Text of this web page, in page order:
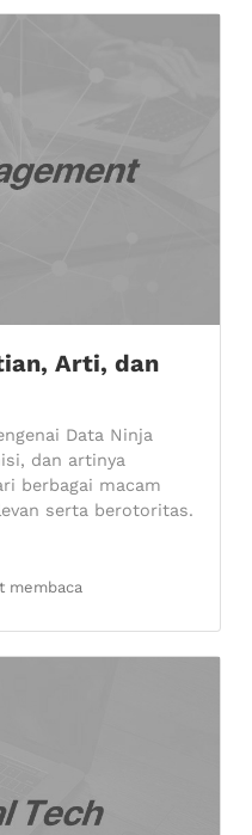
Arti, dan
Data Ninja
dan artinya
berbagai macam
serta berotoritas.
membaca